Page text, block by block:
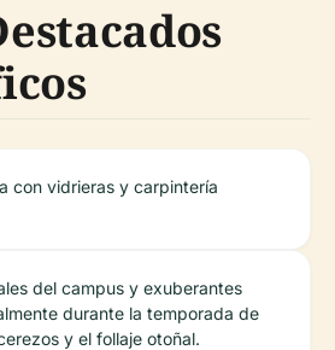
con vidrieras y carpintería
del campus y exuberantes
durante la temporada de
y el follaje otoñal.